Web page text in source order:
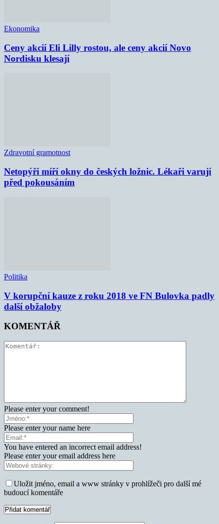
Ekonomika
Ceny akcií Eli Lilly rostou, ale ceny akcií Novo
Nordisku klesají
Zdravotní gramotnost
Netopýři míří okny do českých ložnic. Lékaři varují
před pokousáním
Politika
V korupční kauze z roku 2018 ve FN Bulovka padly
další obžaloby
KOMENTÁŘ
Please enter your comment!
Please enter your name here
You have entered an incorrect email address!
Please enter your email address here
Uložit jméno, email a www stránky v prohlížeči pro další mé
budoucí komentáře